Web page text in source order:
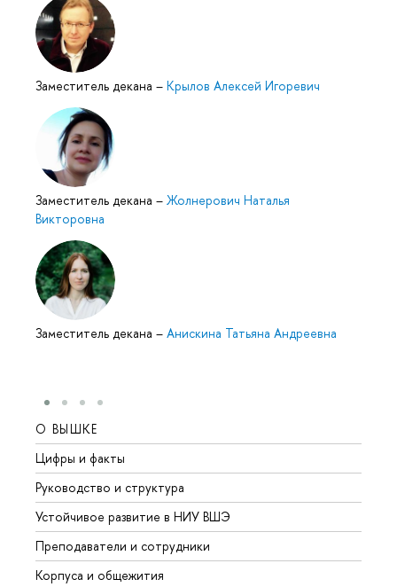
Заместитель декана – Крылов Алексей Игоревич
Заместитель декана – Жолнерович Наталья
Викторовна
Заместитель декана – Анискина Татьяна Андреевна
О ВЫШКЕ
Цифры и факты
Руководство и структура
Устойчивое развитие в НИУ ВШЭ
Преподаватели и сотрудники
Корпуса и общежития